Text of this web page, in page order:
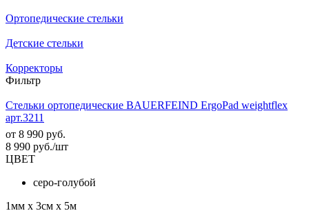
Ортопедические стельки
Детские стельки
Корректоры
Фильтр
Стельки ортопедические BAUERFEIND ErgoPad weightflex
арт.3211
от 8 990 руб.
8 990 руб./шт
ЦВЕТ
серо-голубой
1мм х 3см х 5м